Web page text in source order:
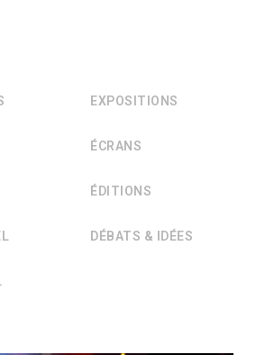
EXPOSITIONS
ÉCRANS
ÉDITIONS
DÉBATS & IDÉES